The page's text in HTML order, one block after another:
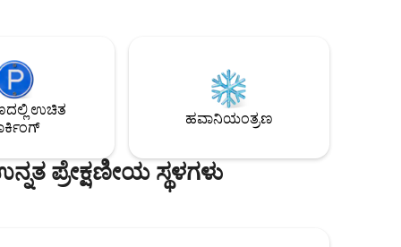
ಹವಾನಿಯಂತ್ರಣ, ಭದ್ರತಾ ಫಿಲ್ಟರ್ ಮತ್ತು 2 ಪಾರ್ಕಿಂಗ್
ಇನ್‌ವಾಯ್ಸ್ ಮಾಡುತ್ತೇವೆ. ಧೂಮಪಾನ
ಉಚಿತ
ಹವಾನಿಯಂತ್ರಣ
ಪ್ರೇಕ್ಷಣೀಯ ಸ್ಥಳಗಳು